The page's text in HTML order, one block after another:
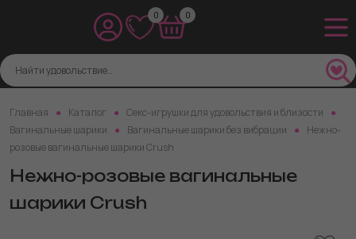
0 0
Главная Каталог
Секс-игрушки для удовольствия и близости
Вагинальные шарики
Вагинальные шарики без вибрации
Нежно-
розовые вагинальные шарики Crush
Нежно-розовые вагинальные
шарики Crush